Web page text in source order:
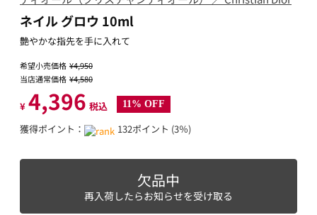
ネイル グロウ 10ml
艶やかな指先を手に入れて
希望小売価格 ¥4,950
当店通常価格 ¥4,580
¥ 4,396 税込 11% OFF
獲得ポイント： 132ポイント (3％)
欠品中
再入荷したらお知らせを受け取る